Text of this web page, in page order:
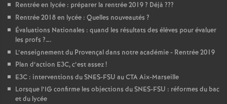
Rentrée en lycée : préparer la rentrée 2019? Déjà ???
Rentrée 2018 en lycée : Quelles nouveautés ?
Évaluations Nationales : quand les résultats des élèves pour évaluer
les profs ?….
L’enseignement du Provençal dans notre académie - Rentrée 2019
Plan d’action E3C, c’est assez!
E3C : interventions du SNES-FSU au CTA Aix-Marseille
Lorsque l’IG confirme les objections du SNES-FSU : réformes du bac
et du lycée